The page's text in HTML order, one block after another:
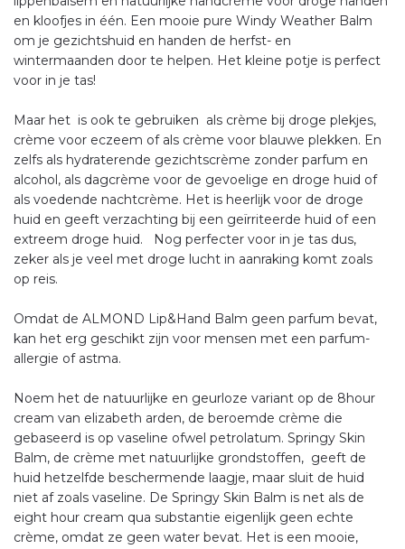
en kloofjes in één. Een mooie pure Windy Weather Balm
om je gezichtshuid en handen de herfst- en
wintermaanden door te helpen. Het kleine potje is perfect
voor in je tas!
Maar het is ook te gebruiken als crème bij droge plekjes,
crème voor eczeem of als crème voor blauwe plekken. En
zelfs als hydraterende gezichtscrème zonder parfum en
alcohol, als dagcrème voor de gevoelige en droge huid of
als voedende nachtcrème. Het is heerlijk voor de droge
huid en geeft verzachting bij een geïrriteerde huid of een
extreem droge huid. Nog perfecter voor in je tas dus,
zeker als je veel met droge lucht in aanraking komt zoals
op reis.
Omdat de ALMOND Lip&Hand Balm geen parfum bevat,
kan het erg geschikt zijn voor mensen met een parfum-
allergie of astma.
Noem het de natuurlijke en geurloze variant op de 8hour
cream van elizabeth arden, de beroemde crème die
gebaseerd is op vaseline ofwel petrolatum. Springy Skin
Balm, de crème met natuurlijke grondstoffen, geeft de
huid hetzelfde beschermende laagje, maar sluit de huid
niet af zoals vaseline. De Springy Skin Balm is net als de
eight hour cream qua substantie eigenlijk geen echte
crème, omdat ze geen water bevat. Het is een mooie,